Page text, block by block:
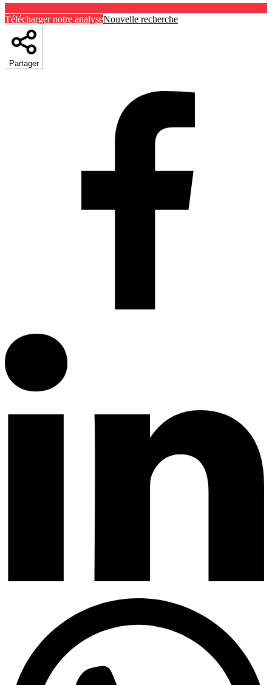
Télécharger notre analyseNouvelle recherche
Partager